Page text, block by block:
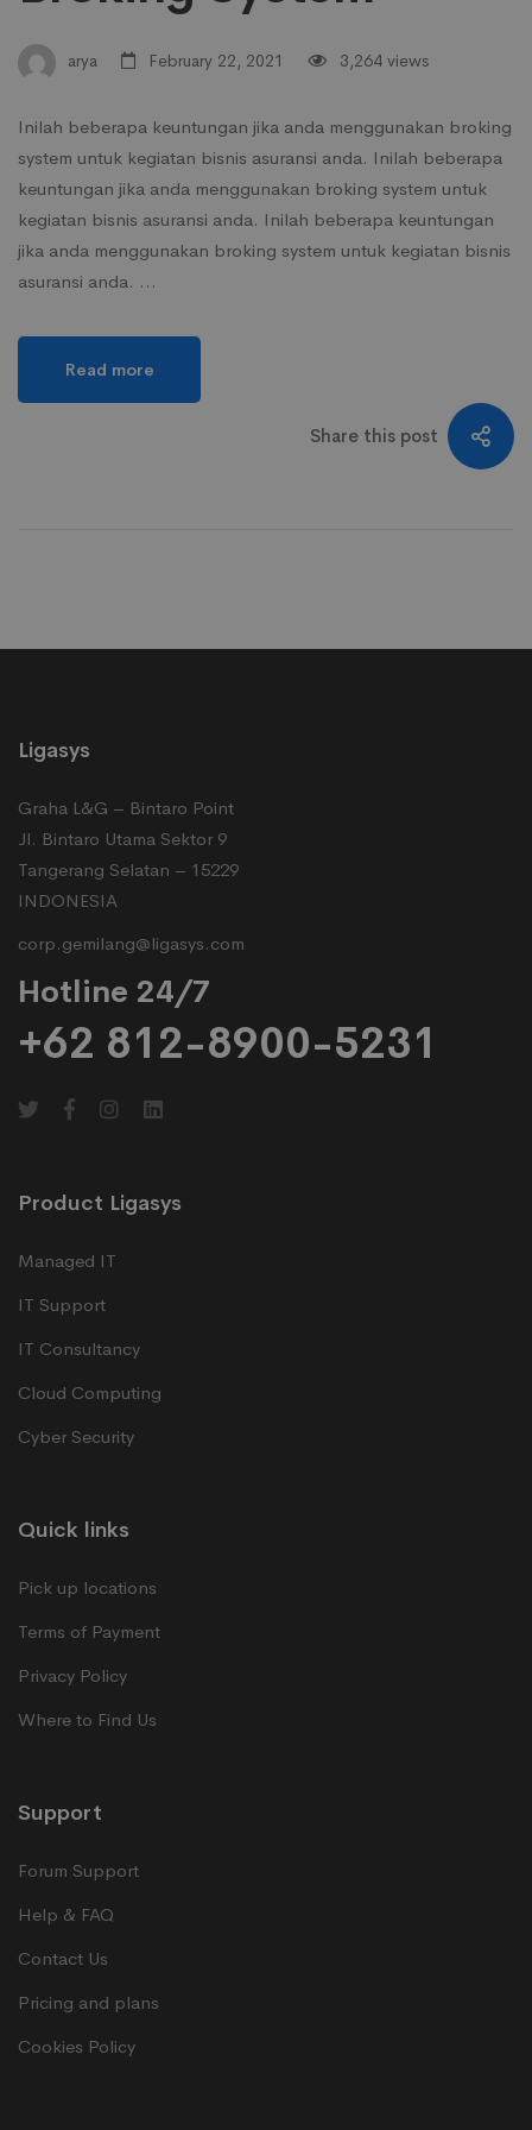
arya February 22, 2021 3,264 views
Inilah beberapa keuntungan jika anda menggunakan broking
system untuk kegiatan bisnis asuransi anda. Inilah beberapa
keuntungan jika anda menggunakan broking system untuk
kegiatan bisnis asuransi anda. Inilah beberapa keuntungan
jika anda menggunakan broking system untuk kegiatan bisnis
asuransi anda. …
Read more
Share this post
Ligasys
Graha L&G – Bintaro Point
Jl. Bintaro Utama Sektor 9
Tangerang Selatan – 15229
INDONESIA
corp.gemilang@ligasys.com
Hotline 24/7
+62 812-8900-5231
Product Ligasys
Managed IT
IT Support
IT Consultancy
Cloud Computing
Cyber Security
Quick links
Pick up locations
Terms of Payment
Privacy Policy
Where to Find Us
Support
Forum Support
Help & FAQ
Contact Us
Pricing and plans
Cookies Policy